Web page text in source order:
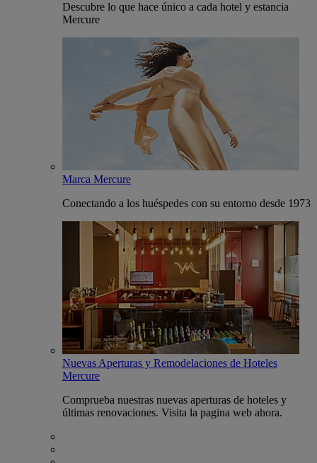
Descubre lo que hace único a cada hotel y estancia
Mercure
Marca Mercure
Conectando a los huéspedes con su entorno desde 1973
Nuevas Aperturas y Remodelaciones de Hoteles
Mercure
Comprueba nuestras nuevas aperturas de hoteles y
últimas renovaciones. Visita la pagina web ahora.